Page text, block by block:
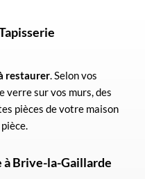
restaurer. Selon vos
verre sur vos murs, des
pièces de votre maison
àBrive-la-Gaillarde